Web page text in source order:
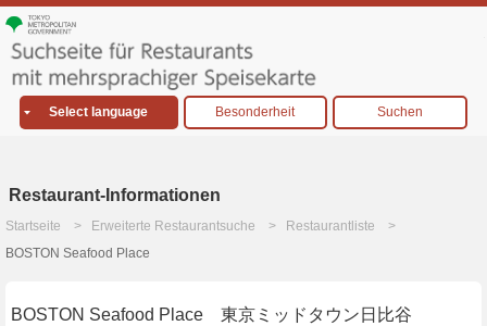
Select language Besonderheit Suchen
Restaurant-Informationen
Startseite Erweiterte Restaurantsuche
Restaurantliste
BOSTON Seafood Place
BOSTON Seafood Place 東京ミッドタウン日比谷